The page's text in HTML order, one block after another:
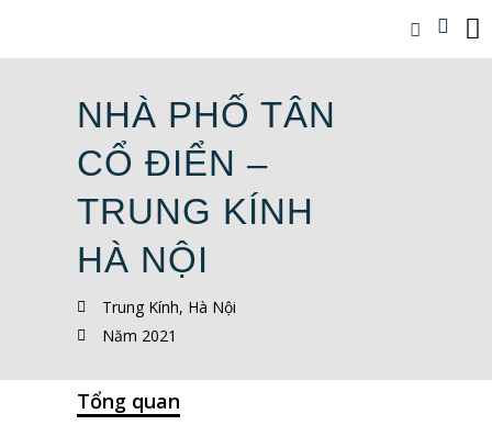
NHÀ PHỐ TÂN
CỔ ĐIỂN –
TRUNG KÍNH
HÀ NỘI
Trung Kính, Hà Nội
Năm 2021
Tổng quan